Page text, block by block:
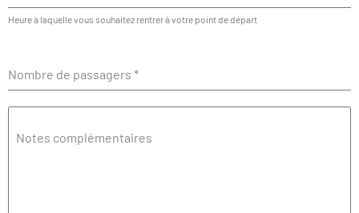
Heure à laquelle vous souhaitez rentrer à votre point de départ
Nombre de passagers *
Notes complémentaires